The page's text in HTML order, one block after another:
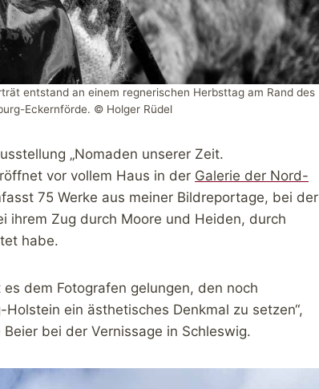
entstand an einem regnerischen Herbsttag am Rand des
Eckernförde. © Holger Rüdel
„Nomaden unserer Zeit.
vor vollem Haus in der Galerie der Nord-
75 Werke aus meiner Bildreportage, bei der
ihrem Zug durch Moore und Heiden, durch
habe.
dem Fotografen gelungen, den noch
ein ästhetisches Denkmal zu setzen“,
bei der Vernissage in Schleswig.